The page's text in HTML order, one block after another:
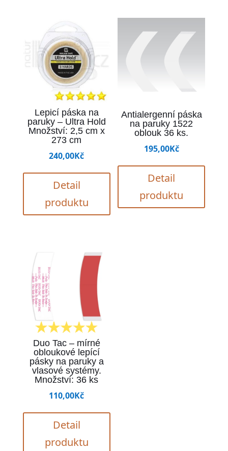
Lepicí páska na
paruky – Ultra Hold
Množství: 2,5 cm x
273 cm
240,00Kč
Detail
produktu
Antialergenní páska
na paruky 1522
oblouk 36 ks.
195,00Kč
Detail
produktu
Duo Tac – mírné
obloukové lepící
pásky na paruky a
vlasové systémy.
Množství: 36 ks
110,00Kč
Detail
produktu